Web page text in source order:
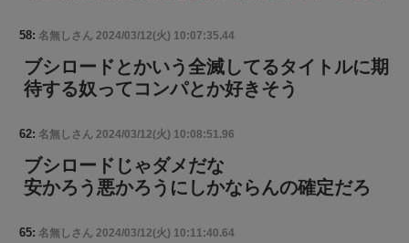
58: 名無しさん 2024/03/12(火) 10:07:35.44
ブシロードとかいう全滅してるタイトルに期
待する奴ってコンパとか好きそう
62: 名無しさん 2024/03/12(火) 10:08:51.96
ブシロードじゃダメだな
安かろう悪かろうにしかならんの確定だろ
65: 名無しさん 2024/03/12(火) 10:11:40.64